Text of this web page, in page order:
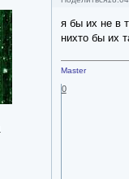
я бы их не в
нихто бы их
Master
0